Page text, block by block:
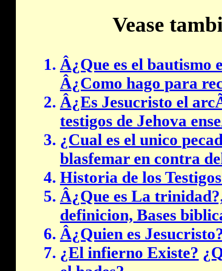
Vease
Â¿Que es el bautismo
Â¿Como hago para
Â¿Es Jesucristo el
testigos de Jehova
¿Cual es el unico
blasfemar en contra
Historia de los
Â¿Que es La
definicion, Bases
Â¿Quien es
¿El infierno Existe?